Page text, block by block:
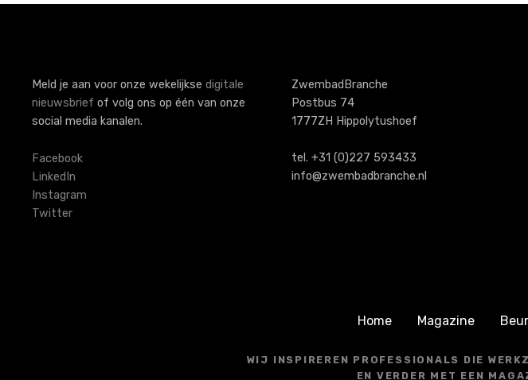
Meld je aan voor onze wekelijkse digitale
nieuwsbrief of volg ons op één van onze
social media kanalen.
Facebook
LinkedIn
Instagram
Twitter
ZwembadBranche
Postbus 74
1777ZH Hippolytushoef
tel. +31 (0)227 593433
info@zwembadbranche.nl
Home Magazine
WIJ INSPIREREN PROFESSIONALS DIE
EN VERDER MET EEN